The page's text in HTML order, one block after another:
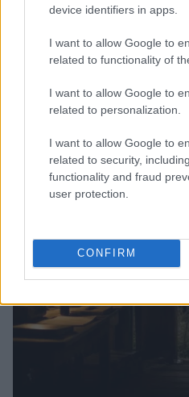
device identifiers in apps.
I want to allow Google to
related to functionality of
I want to allow Google to
related to personalization.
I want to allow Google to
related to security,
functionality and fraud
user protection.
CONFIRM
tributária
Rafael Oliveira · 9 ago 2026
NÃO CLASSIFICADO